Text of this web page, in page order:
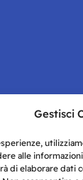
Gestisci
alle
di elaborare dati